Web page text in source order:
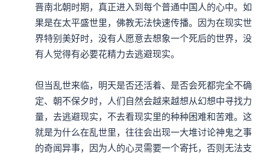
晋南北朝时期，真正进入到每个普通中国人的心中。如
果是在太平盛世里，佛教无法快速传播。因为在现实世
界特别美好时，没有人愿意去想象一个死后的世界，没
有人觉得有必要花精力去逃避现实。
但当乱世来临，明天是否还活着、是否会死都完全不确
定、朝不保夕时，人们自然会越来越想从幻想中寻找力
量，去逃避现实，不去看现实里的种种困难和苦难。这
就是为什么在乱世里，往往会出现一大堆讨论神鬼之事
的奇闻异事，因为人的心灵需要一个寄托，否则无法支